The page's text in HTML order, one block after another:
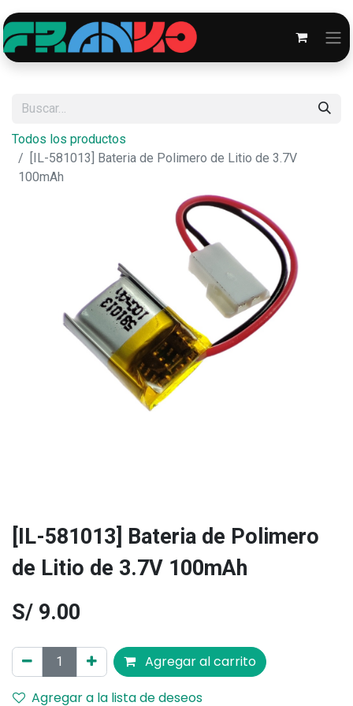
Todos los productos
[IL-581013] Bateria de Polimero de Litio de 3.7V
100mAh
[IL-581013] Bateria de Polimero
de Litio de 3.7V 100mAh
S/ 9.00
Agregar al carrito
Agregar a la lista de deseos